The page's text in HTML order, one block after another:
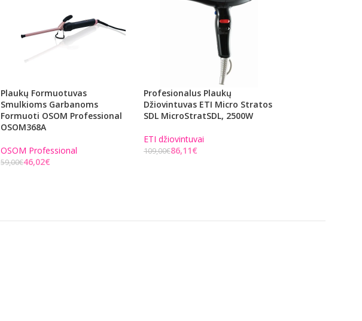
Plaukų Formuotuvas
Smulkioms Garbanoms
Formuoti OSOM Professional
OSOM368A
OSOM Professional
59,00€46,02€
Profesionalus Plaukų
Džiovintuvas ETI Micro Stratos
SDL MicroStratSDL, 2500W
ETI džiovintuvai
109,00€86,11€